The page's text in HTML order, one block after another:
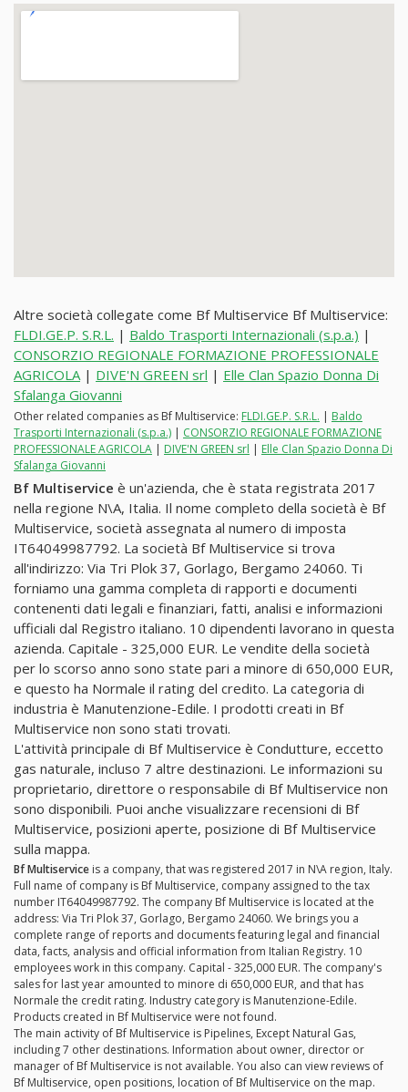
Altre società collegate come Bf Multiservice Bf Multiservice:
FLDI.GE.P. S.R.L. | Baldo Trasporti Internazionali (s.p.a.) |
CONSORZIO REGIONALE FORMAZIONE PROFESSIONALE
AGRICOLA| DIVE'N GREEN srl | Elle Clan Spazio Donna Di
Sfalanga Giovanni
Other related companies as Bf Multiservice: FLDI.GE.P. S.R.L. | Baldo
Trasporti Internazionali (s.p.a.) | CONSORZIO REGIONALE FORMAZIONE
PROFESSIONALE AGRICOLA | DIVE'N GREEN srl | Elle Clan Spazio Donna Di
Sfalanga Giovanni
Bf Multiservice è un'azienda, che è stata registrata 2017
nella regione N\A, Italia. Il nome completo della società è Bf
Multiservice, società assegnata al numero di imposta
IT64049987792. La società Bf Multiservice si trova
all'indirizzo: Via Tri Plok 37, Gorlago, Bergamo 24060. Ti
forniamo una gamma completa di rapporti e documenti
contenenti dati legali e finanziari, fatti, analisi e informazioni
ufficiali dal Registro italiano. 10 dipendenti lavorano in questa
azienda. Capitale - 325,000 EUR. Le vendite della società
per lo scorso anno sono state pari a minore di 650,000 EUR,
e questo ha Normale il rating del credito. La categoria di
industria è Manutenzione-Edile. I prodotti creati in Bf
Multiservice non sono stati trovati.
L'attività principale di Bf Multiservice è Condutture, eccetto
gas naturale, incluso 7 altre destinazioni. Le informazioni su
proprietario, direttore o responsabile di Bf Multiservice non
sono disponibili. Puoi anche visualizzare recensioni di Bf
Multiservice, posizioni aperte, posizione di Bf Multiservice
sulla mappa.
Bf Multiservice is a company, that was registered 2017 in N\A region, Italy.
Full name of company is Bf Multiservice, company assigned to the tax
number IT64049987792. The company Bf Multiservice is located at the
address: Via Tri Plok 37, Gorlago, Bergamo 24060. We brings you a
complete range of reports and documents featuring legal and financial
data, facts, analysis and official information from Italian Registry. 10
employees work in this company. Capital - 325,000 EUR. The company's
sales for last year amounted to minore di 650,000 EUR, and that has
Normale the credit rating. Industry category is Manutenzione-Edile.
Products created in Bf Multiservice were not found.
The main activity of Bf Multiservice is Pipelines, Except Natural Gas,
including 7 other destinations. Information about owner, director or
manager of Bf Multiservice is not available. You also can view reviews of
Bf Multiservice, open positions, location of Bf Multiservice on the map.